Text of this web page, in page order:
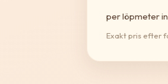
per löpmeter
Exakt pris efter